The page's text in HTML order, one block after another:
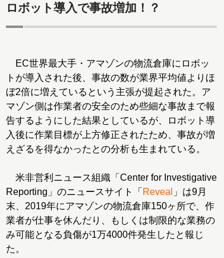
ロボット導入で事故増加！？
EC世界最大手・アマゾンの物流倉庫にロボッ
トが導入された後、事故の数が業界平均値よりほ
ぼ2倍に増えているという主張が提起された。ア
マゾン側は作業者の安全のため些細な事故まで報
告するようにした結果としているが、ロボット導
入後に作業目標が上方修正されたため、事故が増
えざるを得なかったとの分析も生まれている。
米非営利ニュース組織「Center for Investigative
Reporting」のニュースサイト「 Reveal 」は9月
末、2019年にアマゾンの物流倉庫150ヶ所で、作
業者が仕事を休んだり、もしくは制限的な業務の
み可能となる負傷が1万4000件発生したと報じ
た。